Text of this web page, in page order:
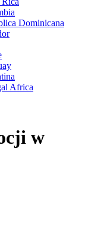
Dominicana
Africa
w